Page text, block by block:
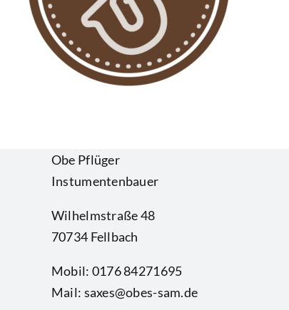
Obe Pflüger
Instumentenbauer
Wilhelmstraße 48
70734 Fellbach
Mobil: 0176 84271695
Mail: saxes@obes-sam.de